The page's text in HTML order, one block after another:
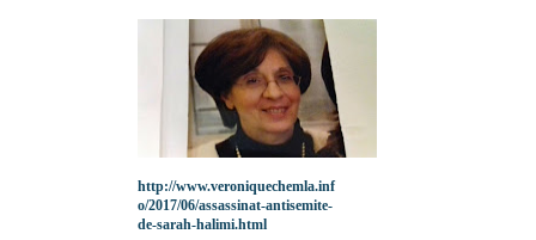
http://www.veroniquechemla.inf
o/2017/06/assassinat-antisemite-
de-sarah-halimi.html